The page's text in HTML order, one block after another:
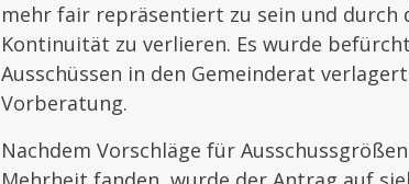
mehr fair repräsentiert zu sein und durch
Kontinuität zu verlieren. Es wurde
Ausschüssen in den Gemeinderat
Vorberatung.
Nachdem Vorschläge für